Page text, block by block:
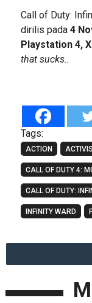
Call of Duty:
dirilis pada4
Playstation 4,
that sucks..
Tags:
ACTION
CALL OF DUTY 4:
CALL OF DUTY:
INFINITY WARD